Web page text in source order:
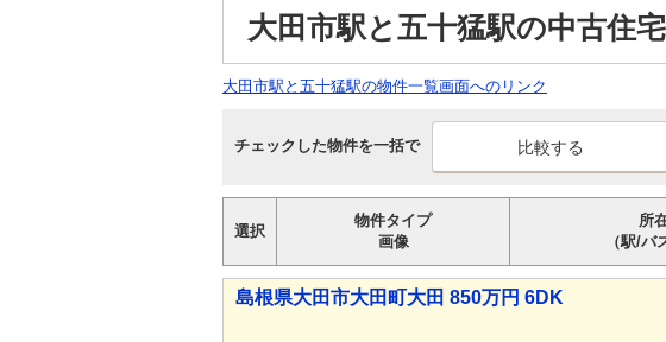
大田市駅と五十猛駅の中古住
大田市駅と五十猛駅の物件一覧画面へのリンク
チェックした物件を一括で
選択
物件タイプ
画像
所
（駅/バ
島根県大田市大田町大田 850万円 6DK